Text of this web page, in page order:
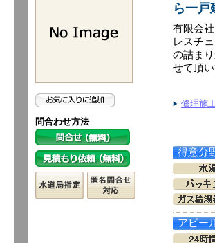
問合わせ方法
ら一
有限会
レスチ
の詰ま
せて頂
修理施
得意分
アピー